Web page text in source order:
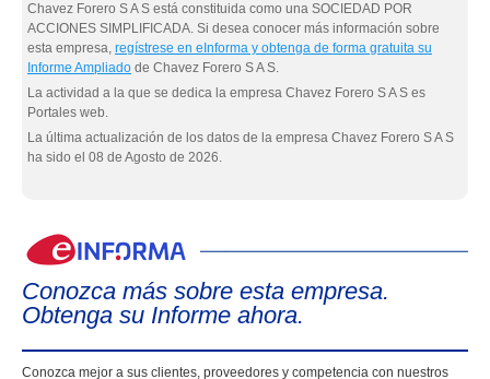
Chavez Forero S A S está constituida como una SOCIEDAD POR
ACCIONES SIMPLIFICADA. Si desea conocer más información sobre
esta empresa, regístrese en eInforma y obtenga de forma gratuita su
Informe Ampliado de Chavez Forero S A S.
La actividad a la que se dedica la empresa Chavez Forero S A S es
Portales web.
La última actualización de los datos de la empresa Chavez Forero S A S
ha sido el 08 de Agosto de 2026.
Conozca más sobre esta empresa.
Obtenga su Informe ahora.
Conozca mejor a sus clientes, proveedores y competencia con nuestros